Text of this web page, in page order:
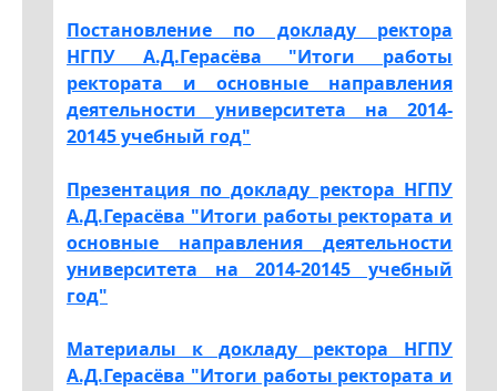
Постановление по докладу ректора
НГПУ А.Д.Герасёва "Итоги работы
ректората и основные направления
деятельности университета на 2014-
20145 учебный год"
Презентация по докладу ректора НГПУ
А.Д.Герасёва "Итоги работы ректората и
основные направления деятельности
университета на 2014-20145 учебный
год"
Материалы к докладу ректора НГПУ
А.Д.Герасёва "Итоги работы ректората и